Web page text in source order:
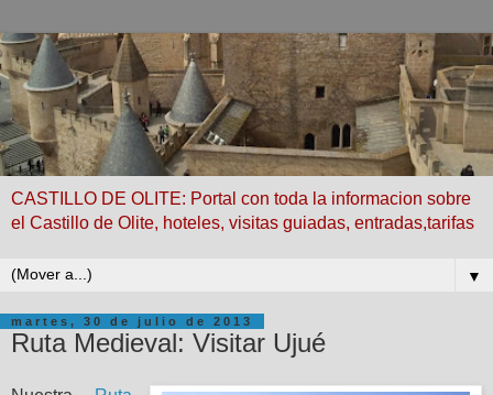
CASTILLO DE OLITE: Portal con toda la informacion sobre
el Castillo de Olite, hoteles, visitas guiadas, entradas,tarifas
▼
martes, 30 de julio de 2013
Ruta Medieval: Visitar Ujué